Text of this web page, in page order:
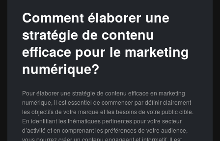
Comment élaborer une
stratégie de contenu
efficace pour le marketing
numérique?
Pour élaborer une stratégie de contenu efficace en marketing
numérique, il est essentiel de commencer par définir clairement
les objectifs de votre marque et les besoins de votre public cible.
En identifiant les thématiques pertinentes pour votre secteur
d’activité et en comprenant les préférences de votre audience,
vous pourrez créer un contenu engageant et informatif. Il est